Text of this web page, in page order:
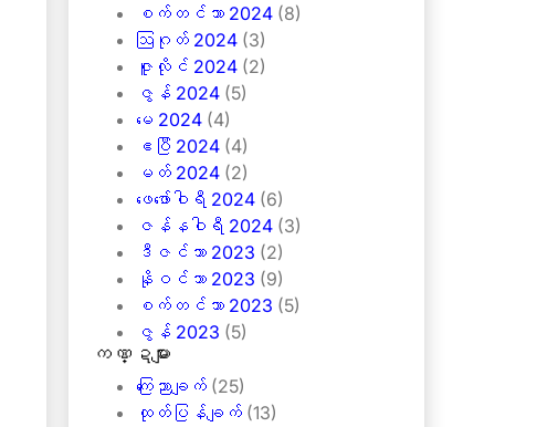
စက်တင်ဘာ 2024 (8)
ဩဂုတ် 2024 (3)
ဇူလိုင် 2024 (2)
ဇွန် 2024 (5)
မေ 2024 (4)
ဧပြီ 2024 (4)
မတ် 2024 (2)
ဖေ‌ဖော်ဝါရီ 2024 (6)
ဇန်နဝါရီ 2024 (3)
ဒီဇင်ဘာ 2023 (2)
နိုဝင်ဘာ 2023 (9)
စက်တင်ဘာ 2023 (5)
ဇွန် 2023 (5)
ကဏ္ဍများ
ကြေညာချက် (25)
ထုတ်ပြန်ချက် (13)